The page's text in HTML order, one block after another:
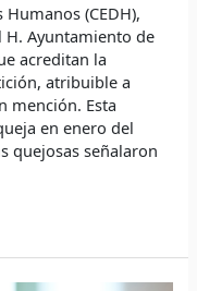
(CEDH),
H. Ayuntamiento de
acreditan la
atribuible a
mención. Esta
en enero del
quejosas señalaron